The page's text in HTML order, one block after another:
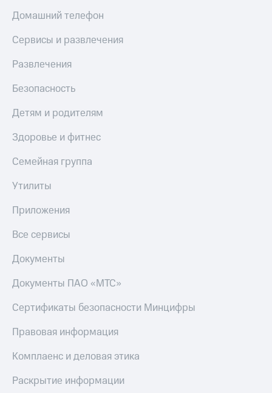
Планшеты
и
товары
Домашний телефон
Сервисы и развлечения
Развлечения
Безопасность
Детям и родителям
Здоровье и фитнес
Семейная группа
Утилиты
Приложения
Все сервисы
Документы
Документы ПАО «МТС»
Сертификаты безопасности Минцифры
Правовая информация
Комплаенс и деловая этика
Раскрытие информации